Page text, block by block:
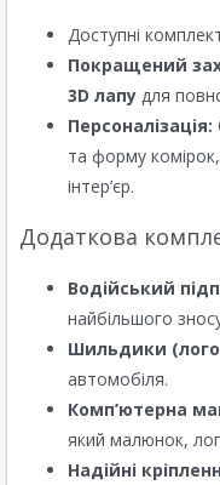
Доступні
Покращений
3D лапу для
Персоналізація:
та форму
інтер’єр.
Додаткова
Водійський
найбільшого
Шильдики
автомобіля.
Комп’ютерна
який малюнок,
Надійні